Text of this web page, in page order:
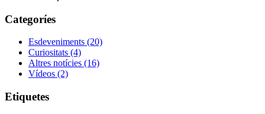
Categoríes
Esdeveniments (20)
Curiositats (4)
Altres notícies (16)
Vídeos (2)
Etiquetes